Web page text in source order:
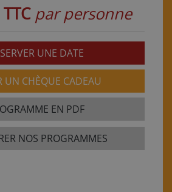
par personne
UNE DATE
UN CHÈQUE CADEAU
EN PDF
NOS PROGRAMMES